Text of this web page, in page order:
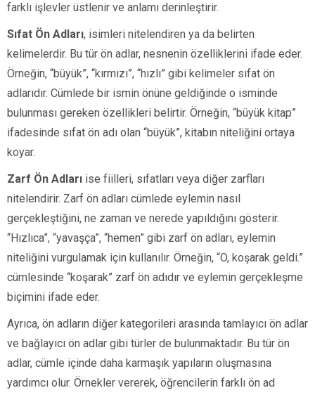
farklı işlevler üstlenir ve anlamı derinleştirir.
Sıfat Ön Adları, isimleri nitelendiren ya da belirten
kelimelerdir. Bu tür ön adlar, nesnenin özelliklerini ifade eder.
Örneğin, “büyük”, “kırmızı”, “hızlı” gibi kelimeler sıfat ön
adlarıdır. Cümlede bir ismin önüne geldiğinde o isminde
bulunması gereken özellikleri belirtir. Örneğin, “büyük kitap”
ifadesinde sıfat ön adı olan “büyük”, kitabın niteliğini ortaya
koyar.
Zarf Ön Adları ise fiilleri, sıfatları veya diğer zarfları
nitelendirir. Zarf ön adları cümlede eylemin nasıl
gerçekleştiğini, ne zaman ve nerede yapıldığını gösterir.
“Hızlıca”, “yavaşça”, “hemen” gibi zarf ön adları, eylemin
niteliğini vurgulamak için kullanılır. Örneğin, “O, koşarak geldi.”
cümlesinde “koşarak” zarf ön adıdır ve eylemin gerçekleşme
biçimini ifade eder.
Ayrıca, ön adların diğer kategorileri arasında tamlayıcı ön adlar
ve bağlayıcı ön adlar gibi türler de bulunmaktadır. Bu tür ön
adlar, cümle içinde daha karmaşık yapıların oluşmasına
yardımcı olur. Örnekler vererek, öğrencilerin farklı ön ad